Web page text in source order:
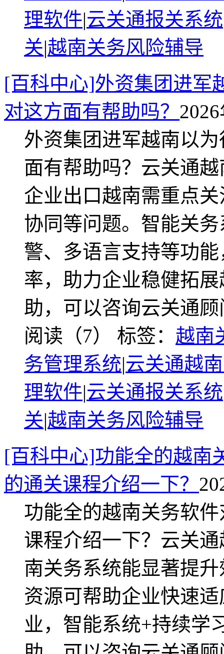
理软件|云关通报关系统
关|越南关务风险辅导
[百科中心]外资集团进军
对这方面有帮助吗？
外资集团进军越南以
面有帮助吗？云关通
企业出口越南需重点
协同等问题。智能关
警、多语言支持等功
率，助力企业稳健拓
助，可以咨询云关通
阅读（7） 标签： 越南
务管理系统|云关通越
理软件|云关通报关系统
关|越南关务风险辅导
[百科中心]功能全的越南
的通关课程介绍一下？
功能全的越南关务软
课程介绍一下？云关
南关务系统能显著提
资源可帮助企业快速
业，智能系统+持续学